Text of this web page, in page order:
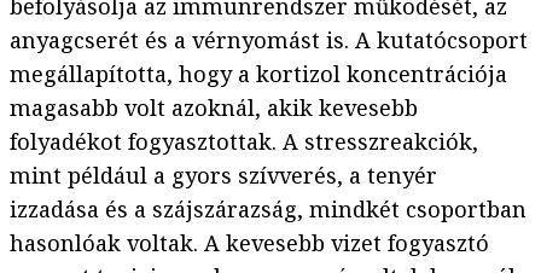
befolyásolja az immunrendszer működését, az
anyagcserét és a vérnyomást is. A kutatócsoport
megállapította, hogy a kortizol koncentrációja
magasabb volt azoknál, akik kevesebb
folyadékot fogyasztottak. A stresszreakciók,
mint például a gyors szívverés, a tenyér
izzadása és a szájszárazság, mindkét csoportban
hasonlóak voltak. A kevesebb vizet fogyasztó